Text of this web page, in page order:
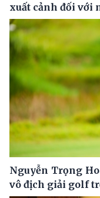
xuất cảnh đối với
Nguyễn Trọng
vô địch giải golf